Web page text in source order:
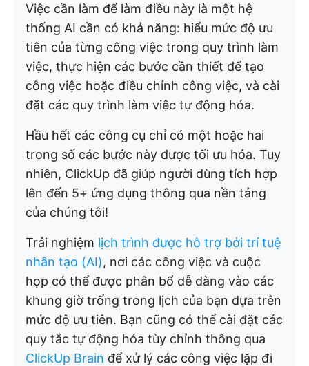
Việc cần làm để làm điều này là một hệ
thống AI cần có khả năng: hiểu mức độ ưu
tiên của từng công việc trong quy trình làm
việc, thực hiện các bước cần thiết để tạo
công việc hoặc điều chỉnh công việc, và cài
đặt các quy trình làm việc tự động hóa.
Hầu hết các công cụ chỉ có một hoặc hai
trong số các bước này được tối ưu hóa. Tuy
nhiên, ClickUp đã giúp người dùng tích hợp
lên đến 5+ ứng dụng thông qua nền tảng
của chúng tôi!
Trải nghiệm lịch trình được hỗ trợ bởi trí tuệ
nhân tạo (AI), nơi các công việc và cuộc
họp có thể được phân bổ dễ dàng vào các
khung giờ trống trong lịch của bạn dựa trên
mức độ ưu tiên. Bạn cũng có thể cài đặt các
quy tắc tự động hóa tùy chỉnh thông qua
ClickUp Brain để xử lý các công việc lặp đi